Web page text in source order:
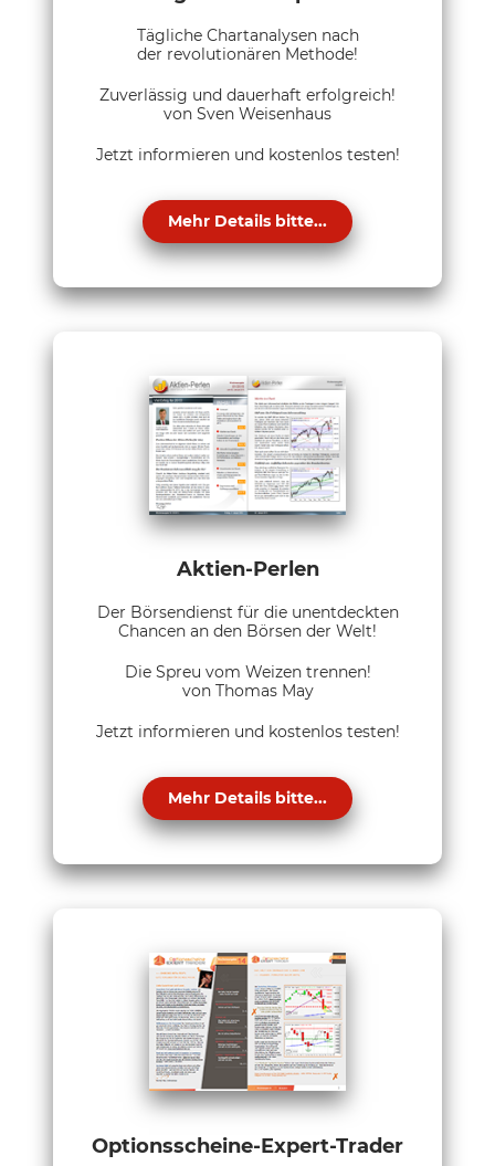
Tägliche Chartanalysen nach
der revolutionären Methode!
Zuverlässig und dauerhaft erfolgreich!
von Sven Weisenhaus
Jetzt informieren und kostenlos testen!
Mehr Details bitte...
Aktien-Perlen
Der Börsendienst für die unentdeckten
Chancen an den Börsen der Welt!
Die Spreu vom Weizen trennen!
von Thomas May
Jetzt informieren und kostenlos testen!
Mehr Details bitte...
Optionsscheine-Expert-Trader